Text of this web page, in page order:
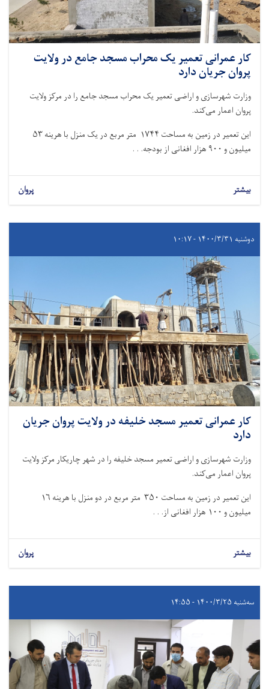
کار عمرانی تعمیر یک محراب مسجد جامع در ولایت
پروان جریان دارد
وزارت شهرسازی و اراضی تعمیر یک محراب مسجد جامع را در مرکز ولایت
پروان اعمار می‌کند.
این تعمیر در زمین به مساحت ۱۷۴۴ متر مربع در یک منزل با هرینه ۵۳
میلیون و ۹۰۰ هزار افغانی از بودجه. . .
بیشتر پروان
دوشنبه ۱۴۰۰/۳/۳۱ - ۱۰:۱۷
کار عمرانی تعمیر مسجد خلیفه در ولایت پروان جریان
دارد
وزارت شهرسازی و اراضی تعمیر مسجد خلیفه را در شهر چاریکار مرکز ولایت
پروان اعمار می‌کند.
این تعمیر در زمین به مساحت ۳۵۰ متر مربع در دو منزل با هرینه ۱۶
میلیون و ۱۰۰ هزار افغانی از. . .
بیشتر پروان
سه‌شنبه ۱۴۰۰/۳/۲۵ - ۱۴:۵۵